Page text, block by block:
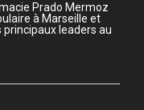
Prado Mermoz
à Marseille et
principaux leaders au